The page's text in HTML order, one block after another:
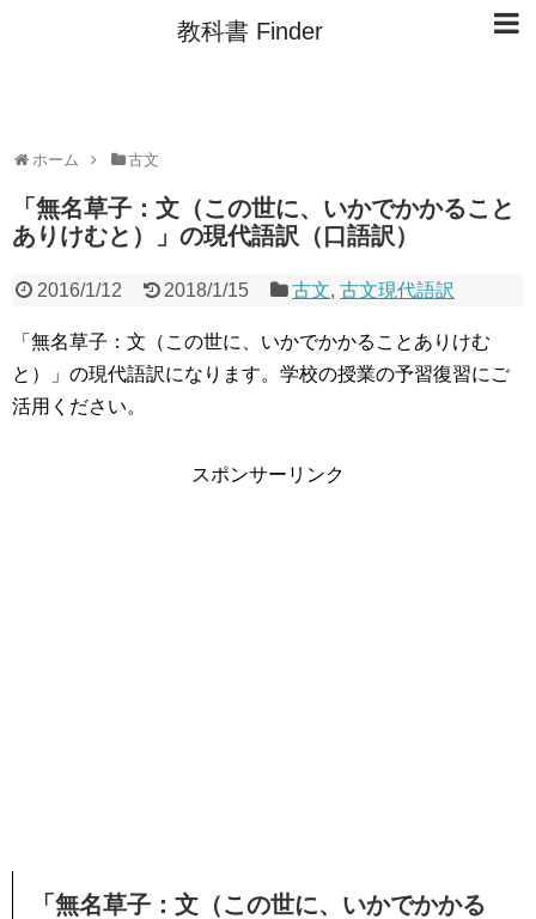
教科書 Finder
ホーム 古文
「無名草子：文（この世に、いかでかかること
ありけむと）」の現代語訳（口語訳）
2016/1/12 2018/1/15 古文,古文現代語訳
「無名草子：文（この世に、いかでかかることありけむ
と）」の現代語訳になります。学校の授業の予習復習にご
活用ください。
スポンサーリンク
「無名草子：文（この世に、いかでかかる